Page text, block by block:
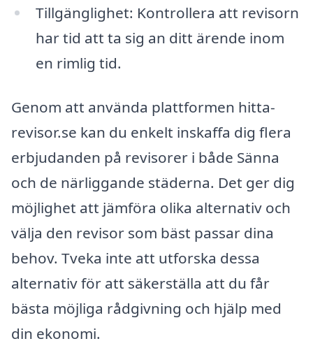
Tillgänglighet: Kontrollera att revisorn
har tid att ta sig an ditt ärende inom
en rimlig tid.
Genom att använda plattformen hitta-
revisor.se kan du enkelt inskaffa dig flera
erbjudanden på revisorer i både Sänna
och de närliggande städerna. Det ger dig
möjlighet att jämföra olika alternativ och
välja den revisor som bäst passar dina
behov. Tveka inte att utforska dessa
alternativ för att säkerställa att du får
bästa möjliga rådgivning och hjälp med
din ekonomi.